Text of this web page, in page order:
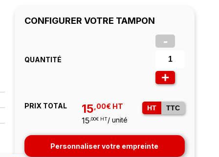
CONFIGURER VOTRE TAMPON
QUANTITÉ
-
+
PRIX TOTAL 15,00€ HT
15 ,00€ HT/ unité
HT TTC
Personnaliser votre empreinte